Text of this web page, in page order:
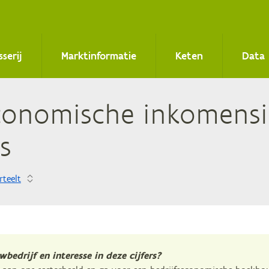
Marktinformatie Keten Data
en interesse in deze cijfers?